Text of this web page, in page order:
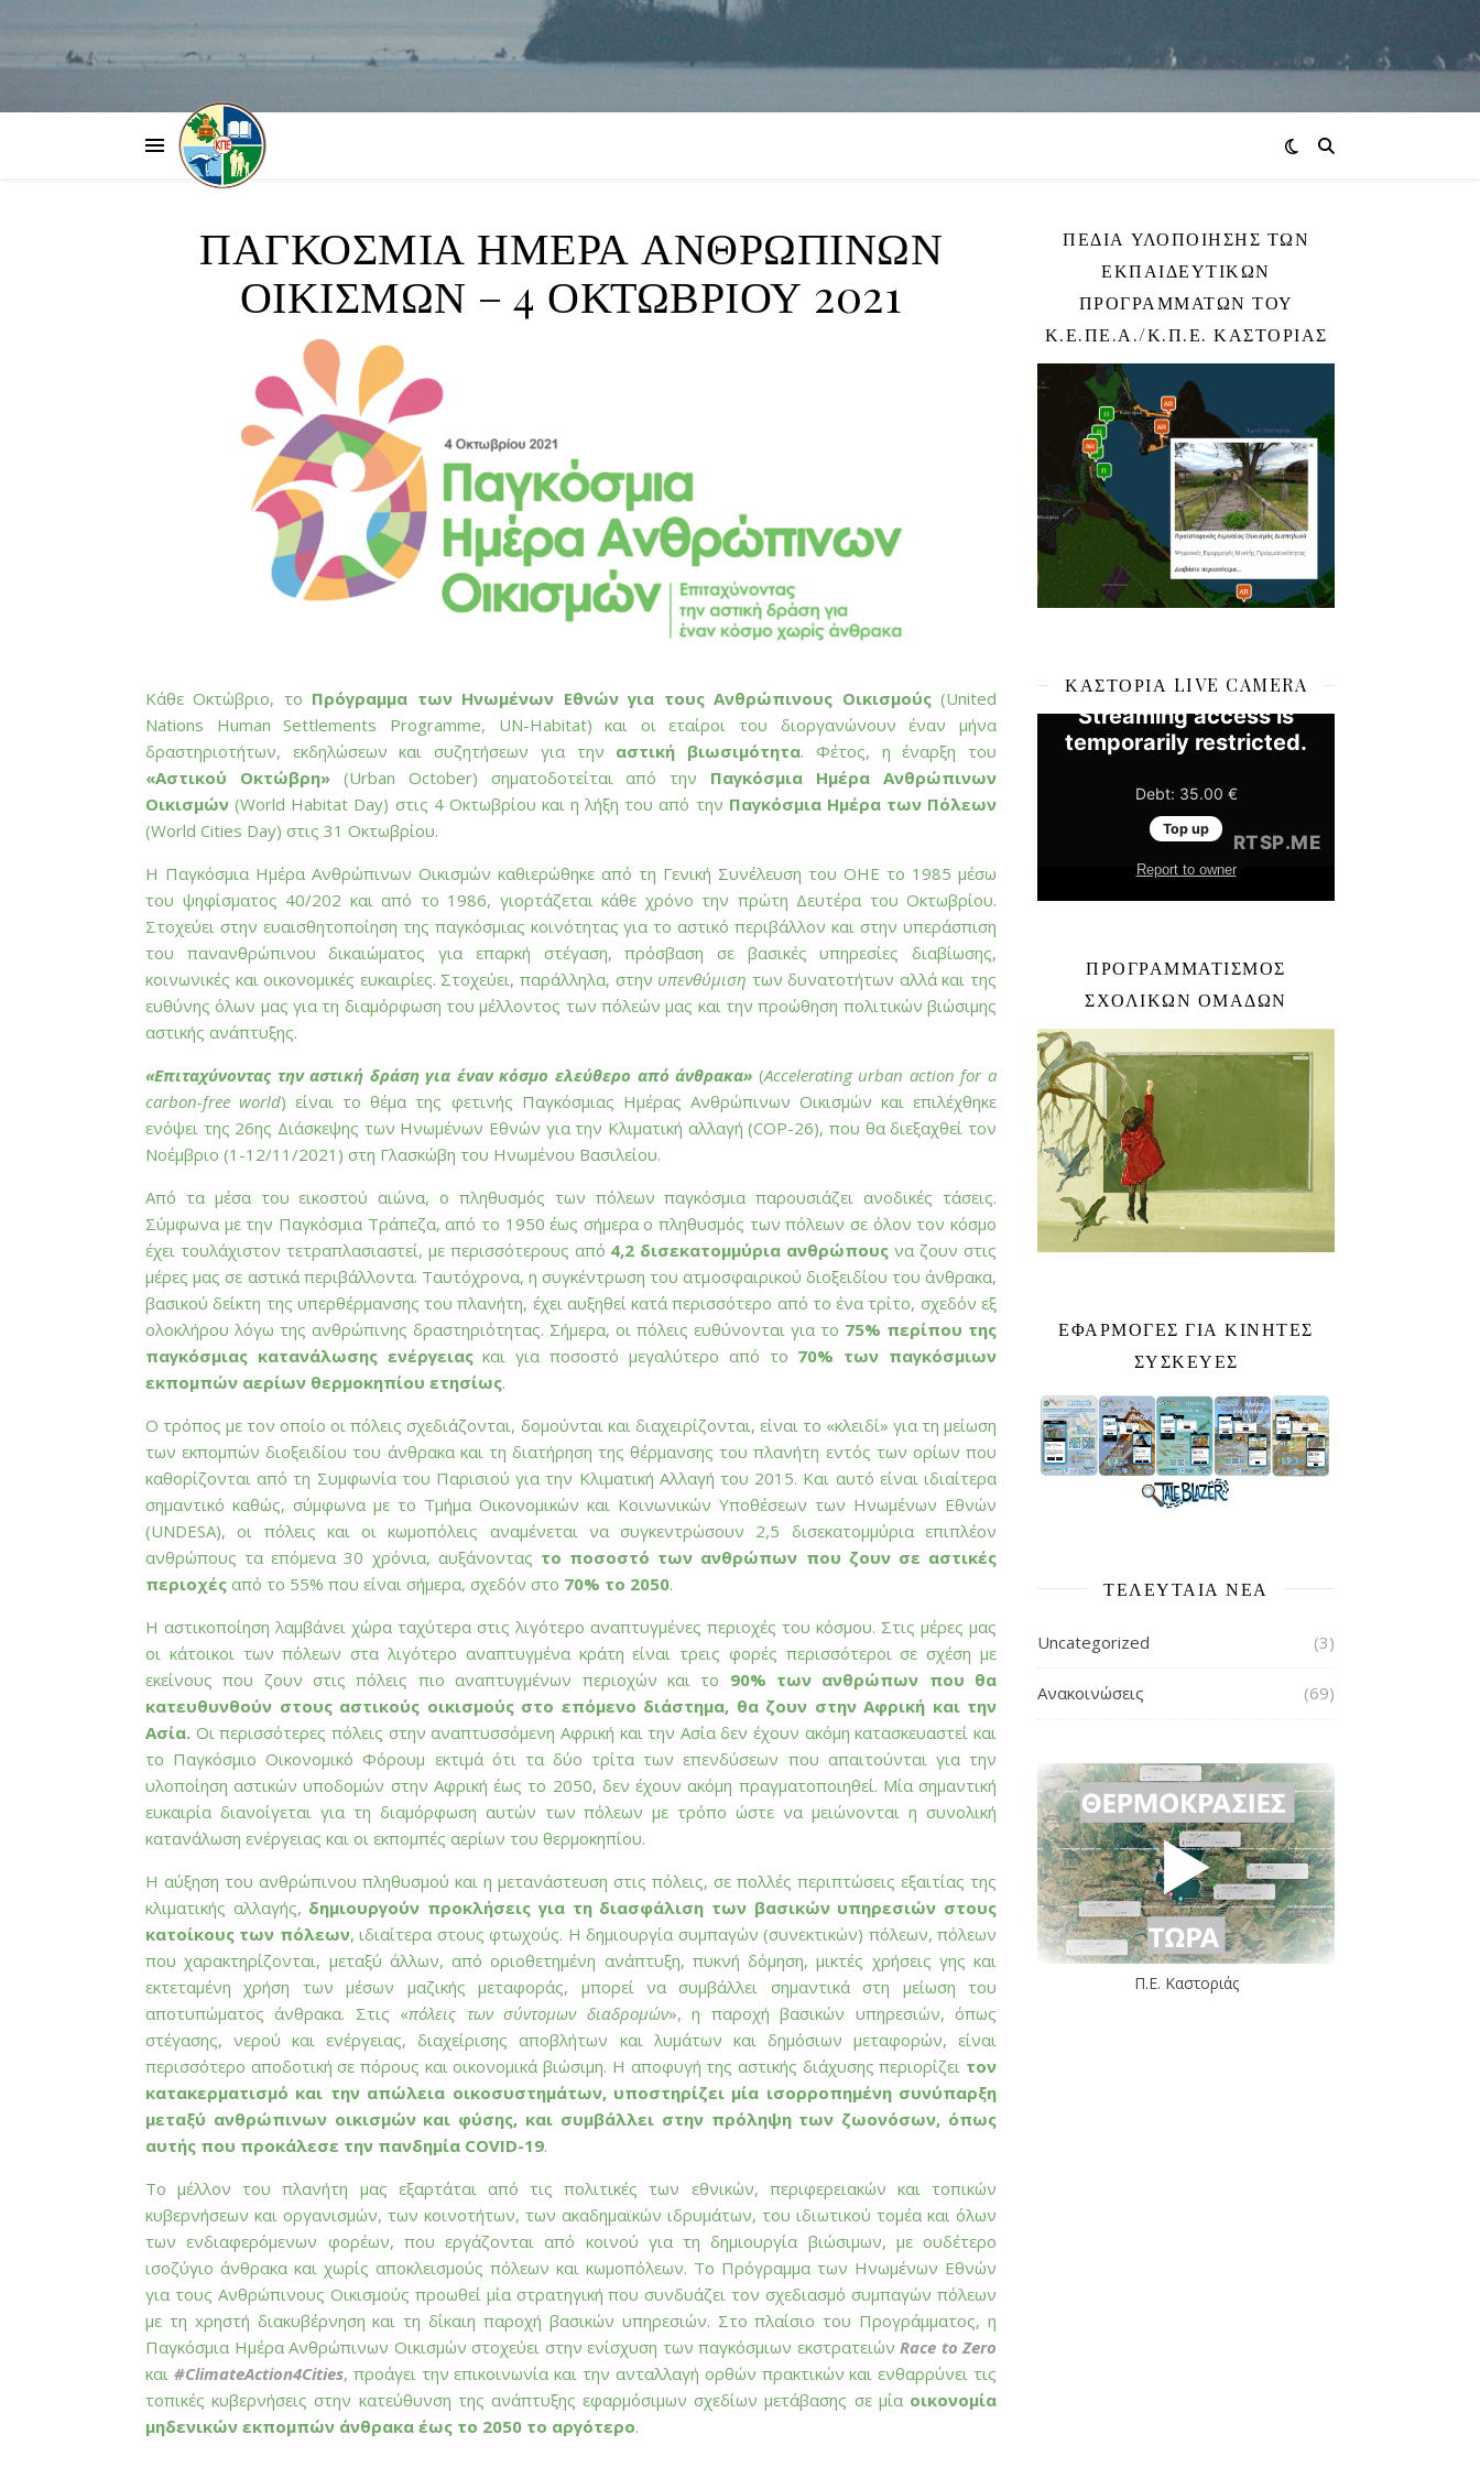
ΠΑΓΚΟΣΜΙΑ ΗΜΕΡΑ ΑΝΘΡΩΠΙΝΩΝ
ΟΙΚΙΣΜΩΝ – 4 ΟΚΤΩΒΡΙΟΥ 2021
Κάθε Οκτώβριο, το Πρόγραμμα των Ηνωμένων Εθνών για τους Ανθρώπινους Οικισμούς(United
Nations Human Settlements Programme, UN-Habitat) και οι εταίροι του διοργανώνουν έναν μήνα
δραστηριοτήτων, εκδηλώσεων και συζητήσεων για την αστική βιωσιμότητα. Φέτος, η έναρξη του
«Αστικού Οκτώβρη»(Urban October) σηματοδοτείται από την Παγκόσμια Ημέρα Ανθρώπινων
Οικισμών (World Habitat Day) στις 4 Οκτωβρίου και η λήξη του από την Παγκόσμια Ημέρα των Πόλεων
(World Cities Day) στις 31 Οκτωβρίου.
Η Παγκόσμια Ημέρα Ανθρώπινων Οικισμών καθιερώθηκε από τη Γενική Συνέλευση του ΟΗΕ το 1985 μέσω
του ψηφίσματος 40/202 και από το 1986, γιορτάζεται κάθε χρόνο την πρώτη Δευτέρα του Οκτωβρίου.
Στοχεύει στην ευαισθητοποίηση της παγκόσμιας κοινότητας για το αστικό περιβάλλον και στην υπεράσπιση
του πανανθρώπινου δικαιώματος για επαρκή στέγαση, πρόσβαση σε βασικές υπηρεσίες διαβίωσης,
κοινωνικές και οικονομικές ευκαιρίες. Στοχεύει, παράλληλα, στην υπενθύμιση των δυνατοτήτων αλλά και της
ευθύνης όλων μας για τη διαμόρφωση του μέλλοντος των πόλεών μας και την προώθηση πολιτικών βιώσιμης
αστικής ανάπτυξης.
«Επιταχύνοντας την αστική δράση για έναν κόσμο ελεύθερο από άνθρακα» (Accelerating urban action for a
carbon-free world)είναι το θέμα της φετινής Παγκόσμιας Ημέρας Ανθρώπινων Οικισμών και επιλέχθηκε
ενόψει της 26ης Διάσκεψης των Ηνωμένων Εθνών για την Κλιματική αλλαγή (COP-26), που θα διεξαχθεί τον
Νοέμβριο (1-12/11/2021) στη Γλασκώβη του Ηνωμένου Βασιλείου.
Από τα μέσα του εικοστού αιώνα, ο πληθυσμός των πόλεων παγκόσμια παρουσιάζει ανοδικές τάσεις.
Σύμφωνα με την Παγκόσμια Τράπεζα, από το 1950 έως σήμερα ο πληθυσμός των πόλεων σε όλον τον κόσμο
έχει τουλάχιστον τετραπλασιαστεί, με περισσότερους από 4,2 δισεκατομμύρια ανθρώπους να ζουν στις
μέρες μας σε αστικά περιβάλλοντα. Ταυτόχρονα, η συγκέντρωση του ατμοσφαιρικού διοξειδίου του άνθρακα,
βασικού δείκτη της υπερθέρμανσης του πλανήτη, έχει αυξηθεί κατά περισσότερο από το ένα τρίτο, σχεδόν εξ
ολοκλήρου λόγω της ανθρώπινης δραστηριότητας. Σήμερα, οι πόλεις ευθύνονται για το 75% περίπου της
παγκόσμιας κατανάλωσης ενέργειαςκαι για ποσοστό μεγαλύτερο από το 70% των παγκόσμιων
εκπομπών αερίων θερμοκηπίου ετησίως.
Ο τρόπος με τον οποίο οι πόλεις σχεδιάζονται, δομούνται και διαχειρίζονται, είναι το «κλειδί» για τη μείωση
των εκπομπών διοξειδίου του άνθρακα και τη διατήρηση της θέρμανσης του πλανήτη εντός των ορίων που
καθορίζονται από τη Συμφωνία του Παρισιού για την Κλιματική Αλλαγή του 2015. Και αυτό είναι ιδιαίτερα
σημαντικό καθώς, σύμφωνα με το Τμήμα Οικονομικών και Κοινωνικών Υποθέσεων των Ηνωμένων Εθνών
(UNDESA), οι πόλεις και οι κωμοπόλεις αναμένεται να συγκεντρώσουν 2,5 δισεκατομμύρια επιπλέον
ανθρώπους τα επόμενα 30 χρόνια, αυξάνοντας το ποσοστό των ανθρώπων που ζουν σε αστικές
περιοχές από το 55% που είναι σήμερα, σχεδόν στο 70% το 2050.
Η αστικοποίηση λαμβάνει χώρα ταχύτερα στις λιγότερο αναπτυγμένες περιοχές του κόσμου. Στις μέρες μας
οι κάτοικοι των πόλεων στα λιγότερο αναπτυγμένα κράτη είναι τρεις φορές περισσότεροι σε σχέση με
εκείνους που ζουν στις πόλεις πιο αναπτυγμένων περιοχών και το 90% των ανθρώπων που θα
κατευθυνθούν στους αστικούς οικισμούς στο επόμενο διάστημα, θα ζουν στην Αφρική και την
Ασία. Οι περισσότερες πόλεις στην αναπτυσσόμενη Αφρική και την Ασία δεν έχουν ακόμη κατασκευαστεί και
το Παγκόσμιο Οικονομικό Φόρουμ εκτιμά ότι τα δύο τρίτα των επενδύσεων που απαιτούνται για την
υλοποίηση αστικών υποδομών στην Αφρική έως το 2050, δεν έχουν ακόμη πραγματοποιηθεί. Μία σημαντική
ευκαιρία διανοίγεται για τη διαμόρφωση αυτών των πόλεων με τρόπο ώστε να μειώνονται η συνολική
κατανάλωση ενέργειας και οι εκπομπές αερίων του θερμοκηπίου.
Η αύξηση του ανθρώπινου πληθυσμού και η μετανάστευση στις πόλεις, σε πολλές περιπτώσεις εξαιτίας της
κλιματικής αλλαγής, δημιουργούν προκλήσεις για τη διασφάλιση των βασικών υπηρεσιών στους
κατοίκους των πόλεων, ιδιαίτερα στους φτωχούς. Η δημιουργία συμπαγών (συνεκτικών) πόλεων, πόλεων
που χαρακτηρίζονται, μεταξύ άλλων, από οριοθετημένη ανάπτυξη, πυκνή δόμηση, μικτές χρήσεις γης και
εκτεταμένη χρήση των μέσων μαζικής μεταφοράς, μπορεί να συμβάλλει σημαντικά στη μείωση του
αποτυπώματος άνθρακα. Στις «πόλεις των σύντομων διαδρομών», η παροχή βασικών υπηρεσιών, όπως
στέγασης, νερού και ενέργειας, διαχείρισης αποβλήτων και λυμάτων και δημόσιων μεταφορών, είναι
περισσότερο αποδοτική σε πόρους και οικονομικά βιώσιμη. Η αποφυγή της αστικής διάχυσης περιορίζει τον
κατακερματισμό και την απώλεια οικοσυστημάτων, υποστηρίζει μία ισορροπημένη συνύπαρξη
μεταξύ ανθρώπινων οικισμών και φύσης, και συμβάλλει στην πρόληψη των ζωονόσων, όπως
αυτής που προκάλεσε την πανδημία COVID-19.
Το μέλλον του πλανήτη μας εξαρτάται από τις πολιτικές των εθνικών, περιφερειακών και τοπικών
κυβερνήσεων και οργανισμών, των κοινοτήτων, των ακαδημαϊκών ιδρυμάτων, του ιδιωτικού τομέα και όλων
των ενδιαφερόμενων φορέων, που εργάζονται από κοινού για τη δημιουργία βιώσιμων, με ουδέτερο
ισοζύγιο άνθρακα και χωρίς αποκλεισμούς πόλεων και κωμοπόλεων. Το Πρόγραμμα των Ηνωμένων Εθνών
για τους Ανθρώπινους Οικισμούς προωθεί μία στρατηγική που συνδυάζει τον σχεδιασμό συμπαγών πόλεων
με τη xρηστή διακυβέρνηση και τη δίκαιη παροχή βασικών υπηρεσιών. Στο πλαίσιο του Προγράμματος, η
Παγκόσμια Ημέρα Ανθρώπινων Οικισμών στοχεύει στην ενίσχυση των παγκόσμιων εκστρατειών Race to Zero
και #ClimateAction4Cities, προάγει την επικοινωνία και την ανταλλαγή ορθών πρακτικών και ενθαρρύνει τις
τοπικές κυβερνήσεις στην κατεύθυνση της ανάπτυξης εφαρμόσιμων σχεδίων μετάβασης σε μία οικονομία
μηδενικών εκπομπών άνθρακα έως το 2050 το αργότερο.
ΠΕΔΊΑ ΥΛΟΠΟΊΗΣΗΣ ΤΩΝ
ΕΚΠΑΙΔΕΥΤΙΚΏΝ
ΠΡΟΓΡΑΜΜΆΤΩΝ ΤΟΥ
Κ.Ε.ΠΕ.Α./Κ.Π.Ε. ΚΑΣΤΟΡΙΆΣ
ΚΑΣΤΟΡΙΆ LIVE CAMERA
ΠΡΟΓΡΑΜΜΑΤΙΣΜΌΣ
ΣΧΟΛΙΚΏΝ ΟΜΆΔΩΝ
ΕΦΑΡΜΟΓΕΣ ΓΙΑ ΚΙΝΗΤΕΣ
ΣΥΣΚΕΥΕΣ
ΤΕΛΕΥΤΑΙΑ ΝΕΑ
Uncategorized (3)
Ανακοινώσεις (69)
Π.Ε. Καστοριάς